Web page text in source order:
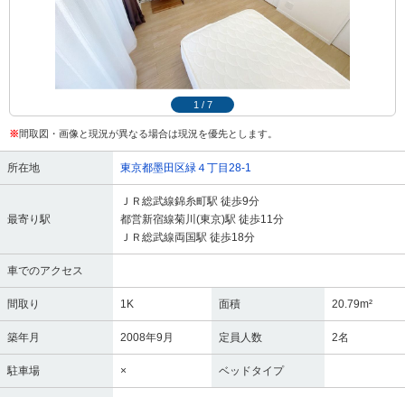
1 / 7
※間取図・画像と現況が異なる場合は現況を優先とします。
所在地 東京都墨田区緑４丁目28-1
最寄り駅
ＪＲ総武線錦糸町駅 徒歩9分
都営新宿線菊川(東京)駅 徒歩11分
ＪＲ総武線両国駅 徒歩18分
車でのアクセス
間取り 1K 面積 20.79m²
築年月 2008年9月 定員人数 2名
駐車場 × ベッドタイプ